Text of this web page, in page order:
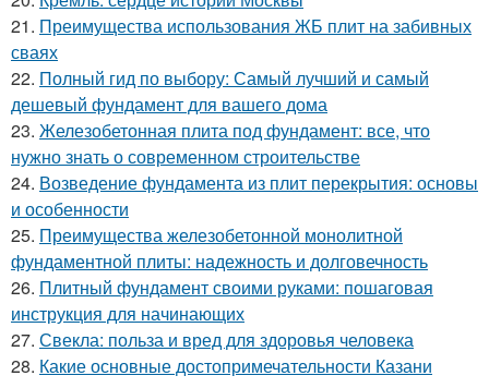
21. Преимущества использования ЖБ плит на забивных
сваях
22. Полный гид по выбору: Самый лучший и самый
дешевый фундамент для вашего дома
23. Железобетонная плита под фундамент: все, что
нужно знать о современном строительстве
24. Возведение фундамента из плит перекрытия: основы
и особенности
25. Преимущества железобетонной монолитной
фундаментной плиты: надежность и долговечность
26. Плитный фундамент своими руками: пошаговая
инструкция для начинающих
27. Свекла: польза и вред для здоровья человека
28. Какие основные достопримечательности Казани